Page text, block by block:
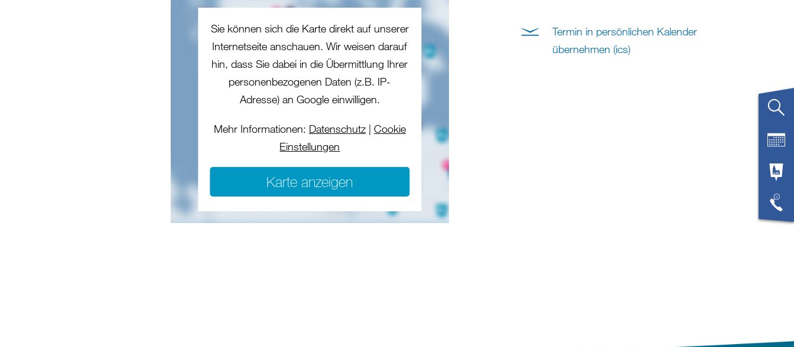
Sie können sich die Karte direkt auf unserer
Internetseite anschauen. Wir weisen darauf
hin, dass Sie dabei in die Übermittlung Ihrer
personenbezogenen Daten (z.B. IP-
Adresse) an Google einwilligen.
Mehr Informationen: Datenschutz| Cookie
Einstellungen
Karte anzeigen
Termin in persönlichen Kalender
übernehmen (ics)